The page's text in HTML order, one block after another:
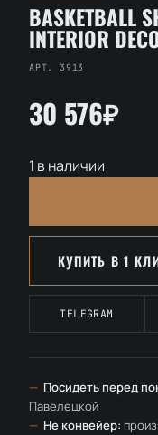
BASKETBALL
INTERIOR
АРТ. 3913
30 576₽
1 в наличии
Basketball
Shelf
Interior
Decor
КУПИТЬ В 1
TELEGRAM
— Посидеть перед
Павелецкой
— Не конвейер: